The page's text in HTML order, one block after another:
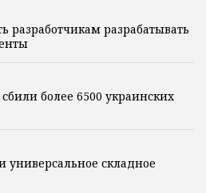
разработчикам разрабатывать
более 6500 украинских
универсальное складное